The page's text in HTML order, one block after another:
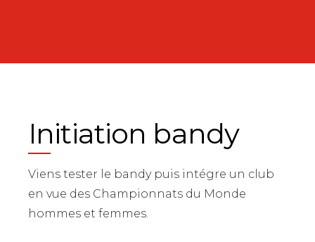
Initiation bandy
Viens tester le bandy puis intégre un club
en vue des Championnats du Monde
hommes et femmes.